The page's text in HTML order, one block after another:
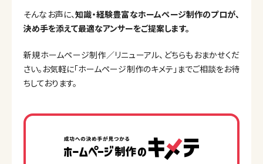
そんなお声に、知識・経験豊富なホームページ制作のプロが、
決め手を添えて最適なアンサーをご提案します。
新規ホームページ制作／リニューアル、どちらもおまかせくだ
さい。お気軽に「ホームページ制作のキメテ」までご相談をお待
ちしております。